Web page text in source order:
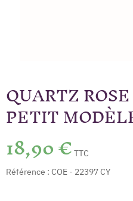
QUARTZ
PETIT
18,90 € TTC
Référence : COE - 22397 CY